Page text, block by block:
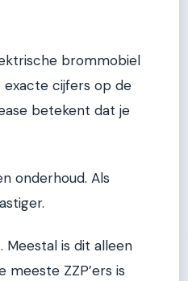
brommobiel
exacte cijfers op de
betekent dat je
onderhoud. Als
is dit alleen
meeste ZZP’ers is